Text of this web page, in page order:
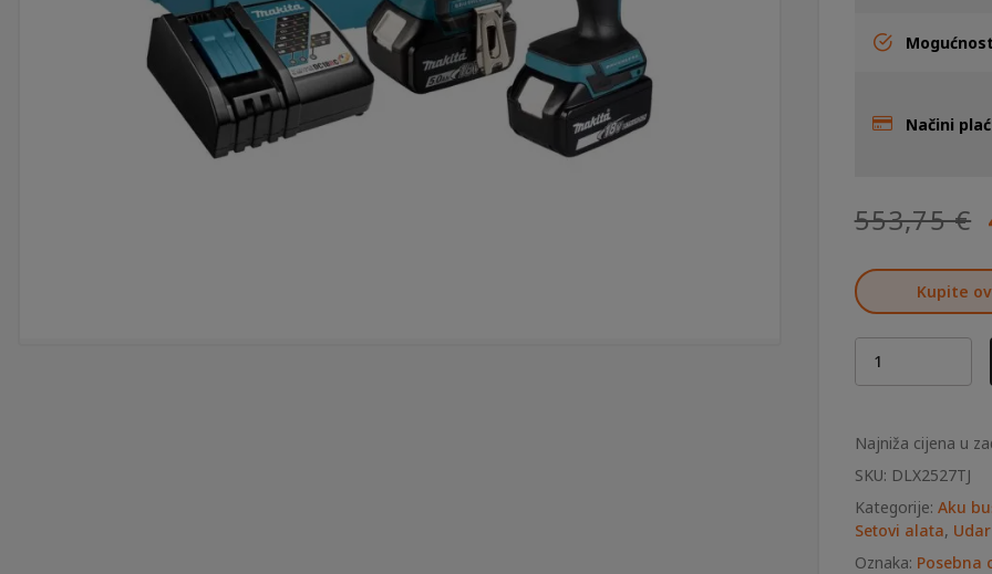
Načini
553,75€
Kupite
Akumulatorski
18V
količina
Najniža cijena u
SKU: DLX2527TJ
Kategorije: Aku
Setovi alata,
Oznaka: Posebna